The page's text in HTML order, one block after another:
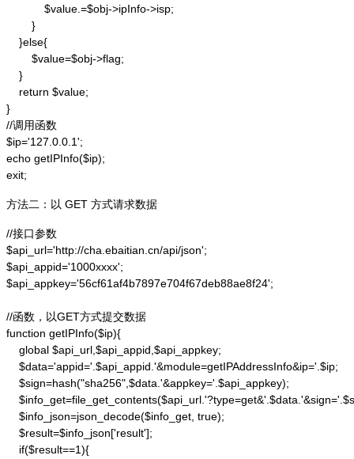
            $value.=$obj->ipInfo->isp;
        }
    }else{
        $value=$obj->flag;
    }
    return $value;
}
//调用函数
$ip='127.0.0.1';
echo getIPInfo($ip);
exit;
方法二：以 GET 方式请求数据
//接口参数
$api_url='http://cha.ebaitian.cn/api/json';
$api_appid='1000xxxx';
$api_appkey='56cf61af4b7897e704f67deb88ae8f24';
//函数，以GET方式提交数据
function getIPInfo($ip){
    global $api_url,$api_appid,$api_appkey;
    $data='appid='.$api_appid.'&module=getIPAddressInfo&ip='.$ip;
    $sign=hash("sha256",$data.'&appkey='.$api_appkey);
    $info_json=json_decode($info_get, true);
    $result=$info_json['result'];
    if($result==1){